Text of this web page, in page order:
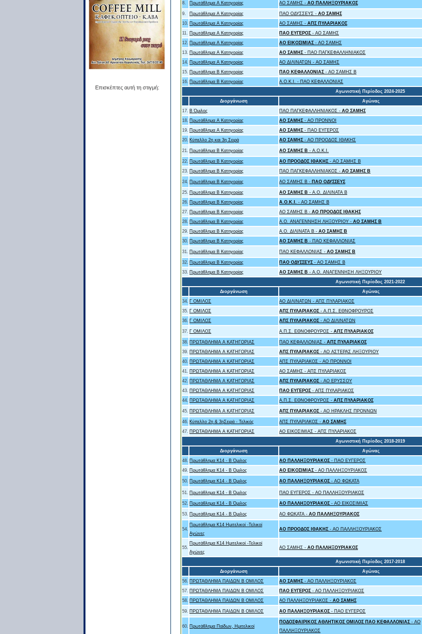
Επισκέπτες αυτή τη στιγμή:
8. Πρωτάθλημα Α Κατηγορίας ΑΟ ΣΑΜΗΣ - ΑΟ ΠΑΛΛΗΞΟΥΡΙΑΚΟΣ
9. Πρωτάθλημα Α Κατηγορίας ΠΑΟ ΟΔΥΣΣΕΥΣ - ΑΟ ΣΑΜΗΣ
10. Πρωτάθλημα Α Κατηγορίας ΑΟ ΣΑΜΗΣ - ΑΠΣ ΠΥΛΑΡΙΑΚΟΣ
11. Πρωτάθλημα Α Κατηγορίας ΠΑΟ ΕΥΓΕΡΟΣ- ΑΟ ΣΑΜΗΣ
12. Πρωτάθλημα Α Κατηγορίας ΑΟ ΕΙΚΟΣΙΜΙΑΣ - ΑΟ ΣΑΜΗΣ
13. Πρωτάθλημα Α Κατηγορίας ΑΟ ΣΑΜΗΣ- ΠΑΟ ΠΑΓΚΕΦΑΛΛΗΝΙΑΚΟΣ
14. Πρωτάθλημα Α Κατηγορίας ΑΟ ΔΙΛΙΝΑΤΩΝ - ΑΟ ΣΑΜΗΣ
15. Πρωτάθλημα Β Κατηγορίας ΠΑΟ ΚΕΦΑΛΛΟΝΙΑΣ- ΑΟ ΣΑΜΗΣ B
16. Πρωτάθλημα Β Κατηγορίας Α.Ο.Κ.Ι. - ΠΑΟ ΚΕΦΑΛΛΟΝΙΑΣ
Αγωνιστική Περίοδος 2024-2025
Διοργάνωση
Αγώνας
17. Β Όμιλος ΠΑΟ ΠΑΓΚΕΦΑΛΛΗΝΙΑΚΟΣ - ΑΟ ΣΑΜΗΣ
18. Πρωτάθλημα Α Κατηγορίας ΑΟ ΣΑΜΗΣ- ΑΟ ΠΡΟΝΝΟΙ
19. Πρωτάθλημα Α Κατηγορίας ΑΟ ΣΑΜΗΣ- ΠΑΟ ΕΥΓΕΡΟΣ
20. Κύπελλο 2η και 3η Σειρά ΑΟ ΣΑΜΗΣ- ΑΟ ΠΡΟΟΔΟΣ ΙΘΑΚΗΣ
21. Πρωτάθλημα Β Κατηγορίας ΑΟ ΣΑΜΗΣ B - Α.Ο.Κ.Ι.
22. Πρωτάθλημα Β Κατηγορίας ΑΟ ΠΡΟΟΔΟΣ ΙΘΑΚΗΣ- ΑΟ ΣΑΜΗΣ B
23. Πρωτάθλημα Β Κατηγορίας ΠΑΟ ΠΑΓΚΕΦΑΛΛΗΝΙΑΚΟΣ - ΑΟ ΣΑΜΗΣ B
24. Πρωτάθλημα Β Κατηγορίας ΑΟ ΣΑΜΗΣ B - ΠΑΟ ΟΔΥΣΣΕΥΣ
25. Πρωτάθλημα Β Κατηγορίας ΑΟ ΣΑΜΗΣ B - Α.Ο. ΔΙΛΙΝΑΤΑ Β
26. Πρωτάθλημα Β Κατηγορίας Α.Ο.Κ.Ι. - ΑΟ ΣΑΜΗΣ B
27. Πρωτάθλημα Β Κατηγορίας ΑΟ ΣΑΜΗΣ B - ΑΟ ΠΡΟΟΔΟΣ ΙΘΑΚΗΣ
28. Πρωτάθλημα Β Κατηγορίας Α.Ο. ΑΝΑΓΕΝΝΗΣΗ ΛΗΞΟΥΡΙΟΥ - ΑΟ ΣΑΜΗΣ B
29. Πρωτάθλημα Β Κατηγορίας Α.Ο. ΔΙΛΙΝΑΤΑ Β - ΑΟ ΣΑΜΗΣ B
30. Πρωτάθλημα Β Κατηγορίας ΑΟ ΣΑΜΗΣ B - ΠΑΟ ΚΕΦΑΛΛΟΝΙΑΣ
31. Πρωτάθλημα Β Κατηγορίας ΠΑΟ ΚΕΦΑΛΛΟΝΙΑΣ - ΑΟ ΣΑΜΗΣ B
32. Πρωτάθλημα Β Κατηγορίας ΠΑΟ ΟΔΥΣΣΕΥΣ- ΑΟ ΣΑΜΗΣ B
33. Πρωτάθλημα Β Κατηγορίας ΑΟ ΣΑΜΗΣ B - Α.Ο. ΑΝΑΓΕΝΝΗΣΗ ΛΗΞΟΥΡΙΟΥ
Αγωνιστική Περίοδος 2021-2022
Διοργάνωση
Αγώνας
34. Γ ΟΜΙΛΟΣ ΑΟ ΔΙΛΙΝΑΤΩΝ - ΑΠΣ ΠΥΛΑΡΙΑΚΟΣ
35. Γ ΟΜΙΛΟΣ ΑΠΣ ΠΥΛΑΡΙΑΚΟΣ- Α.Π.Σ. ΕΘΝΟΦΡΟΥΡΟΣ
36. Γ ΟΜΙΛΟΣ ΑΠΣ ΠΥΛΑΡΙΑΚΟΣ- ΑΟ ΔΙΛΙΝΑΤΩΝ
37. Γ ΟΜΙΛΟΣ Α.Π.Σ. ΕΘΝΟΦΡΟΥΡΟΣ - ΑΠΣ ΠΥΛΑΡΙΑΚΟΣ
38. ΠΡΩΤΑΘΛΗΜΑ Α ΚΑΤΗΓΟΡΙΑΣ ΠΑΟ ΚΕΦΑΛΛΟΝΙΑΣ - ΑΠΣ ΠΥΛΑΡΙΑΚΟΣ
39. ΠΡΩΤΑΘΛΗΜΑ Α ΚΑΤΗΓΟΡΙΑΣ ΑΠΣ ΠΥΛΑΡΙΑΚΟΣ- ΑΟ ΑΣΤΕΡΑΣ ΛΗΞΟΥΡΙΟΥ
40. ΠΡΩΤΑΘΛΗΜΑ Α ΚΑΤΗΓΟΡΙΑΣ ΑΠΣ ΠΥΛΑΡΙΑΚΟΣ - ΑΟ ΠΡΟΝΝΟΙ
41. ΠΡΩΤΑΘΛΗΜΑ Α ΚΑΤΗΓΟΡΙΑΣ ΑΟ ΣΑΜΗΣ - ΑΠΣ ΠΥΛΑΡΙΑΚΟΣ
42. ΠΡΩΤΑΘΛΗΜΑ Α ΚΑΤΗΓΟΡΙΑΣ ΑΠΣ ΠΥΛΑΡΙΑΚΟΣ- ΑΟ ΕΡΥΣΣΟΥ
43. ΠΡΩΤΑΘΛΗΜΑ Α ΚΑΤΗΓΟΡΙΑΣ ΠΑΟ ΕΥΓΕΡΟΣ- ΑΠΣ ΠΥΛΑΡΙΑΚΟΣ
44. ΠΡΩΤΑΘΛΗΜΑ Α ΚΑΤΗΓΟΡΙΑΣ Α.Π.Σ. ΕΘΝΟΦΡΟΥΡΟΣ - ΑΠΣ ΠΥΛΑΡΙΑΚΟΣ
45. ΠΡΩΤΑΘΛΗΜΑ Α ΚΑΤΗΓΟΡΙΑΣ ΑΠΣ ΠΥΛΑΡΙΑΚΟΣ- ΑΟ ΗΡΑΚΛΗΣ ΠΡΟΝΝΩΝ
46. Κύπελλο 2η & 3ηΣειρά - Τελικός ΑΠΣ ΠΥΛΑΡΙΑΚΟΣ - ΑΟ ΣΑΜΗΣ
47. ΠΡΩΤΑΘΛΗΜΑ Α ΚΑΤΗΓΟΡΙΑΣ ΑΟ ΕΙΚΟΣΙΜΙΑΣ - ΑΠΣ ΠΥΛΑΡΙΑΚΟΣ
Αγωνιστική Περίοδος 2018-2019
Διοργάνωση
Αγώνας
48. Πρωτάθλημα Κ14 - Β Όμιλος ΑΟ ΠΑΛΛΗΞΟΥΡΙΑΚΟΣ- ΠΑΟ ΕΥΓΕΡΟΣ
49. Πρωτάθλημα Κ14 - Β Όμιλος ΑΟ ΕΙΚΟΣΙΜΙΑΣ - ΑΟ ΠΑΛΛΗΞΟΥΡΙΑΚΟΣ
50. Πρωτάθλημα Κ14 - Β Όμιλος ΑΟ ΠΑΛΛΗΞΟΥΡΙΑΚΟΣ- ΑΟ ΦΩΚΑΤΑ
51. Πρωτάθλημα Κ14 - Β Όμιλος ΠΑΟ ΕΥΓΕΡΟΣ - ΑΟ ΠΑΛΛΗΞΟΥΡΙΑΚΟΣ
52. Πρωτάθλημα Κ14 - Β Όμιλος ΑΟ ΠΑΛΛΗΞΟΥΡΙΑΚΟΣ- ΑΟ ΕΙΚΟΣΙΜΙΑΣ
53. Πρωτάθλημα Κ14 - Β Όμιλος ΑΟ ΦΩΚΑΤΑ - ΑΟ ΠΑΛΛΗΞΟΥΡΙΑΚΟΣ
54.
Πρωτάθλημα Κ14 Ημιτελικοί -Τελικοί
Αγώνες
ΑΟ ΠΡΟΟΔΟΣ ΙΘΑΚΗΣ- ΑΟ ΠΑΛΛΗΞΟΥΡΙΑΚΟΣ
55.
Πρωτάθλημα Κ14 Ημιτελικοί -Τελικοί
Αγώνες
ΑΟ ΣΑΜΗΣ - ΑΟ ΠΑΛΛΗΞΟΥΡΙΑΚΟΣ
Αγωνιστική Περίοδος 2017-2018
Διοργάνωση
Αγώνας
56. ΠΡΩΤΑΘΛΗΜΑ ΠΑΙΔΩΝ Β ΟΜΙΛΟΣ ΑΟ ΣΑΜΗΣ- ΑΟ ΠΑΛΛΗΞΟΥΡΙΑΚΟΣ
57. ΠΡΩΤΑΘΛΗΜΑ ΠΑΙΔΩΝ Β ΟΜΙΛΟΣ ΠΑΟ ΕΥΓΕΡΟΣ- ΑΟ ΠΑΛΛΗΞΟΥΡΙΑΚΟΣ
58. ΠΡΩΤΑΘΛΗΜΑ ΠΑΙΔΩΝ Β ΟΜΙΛΟΣ ΑΟ ΠΑΛΛΗΞΟΥΡΙΑΚΟΣ - ΑΟ ΣΑΜΗΣ
59. ΠΡΩΤΑΘΛΗΜΑ ΠΑΙΔΩΝ Β ΟΜΙΛΟΣ ΑΟ ΠΑΛΛΗΞΟΥΡΙΑΚΟΣ- ΠΑΟ ΕΥΓΕΡΟΣ
60. Πρωτάθλημα Παίδων, Ημιτελικοί
ΠΟΔΟΣΦΑΙΡΙΚΟΣ ΑΘΛΗΤΙΚΟΣ ΟΜΙΛΟΣ ΠΑΟ ΚΕΦΑΛΛΟΝΙΑΣ- ΑΟ
ΠΑΛΛΗΞΟΥΡΙΑΚΟΣ